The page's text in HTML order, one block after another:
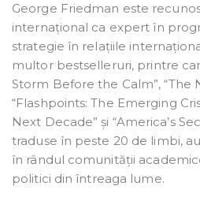
George Friedman este
internațional ca expert în
strategie în relațiile
multor bestselleruri, printre
Storm Before the Calm”, “The
“Flashpoints: The Emerging
Next Decade” și “America’s
traduse în peste 20 de limbi,
în rândul comunității
politici din întreaga lume.